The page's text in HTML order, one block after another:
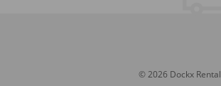
© 2026 Dockx Rental